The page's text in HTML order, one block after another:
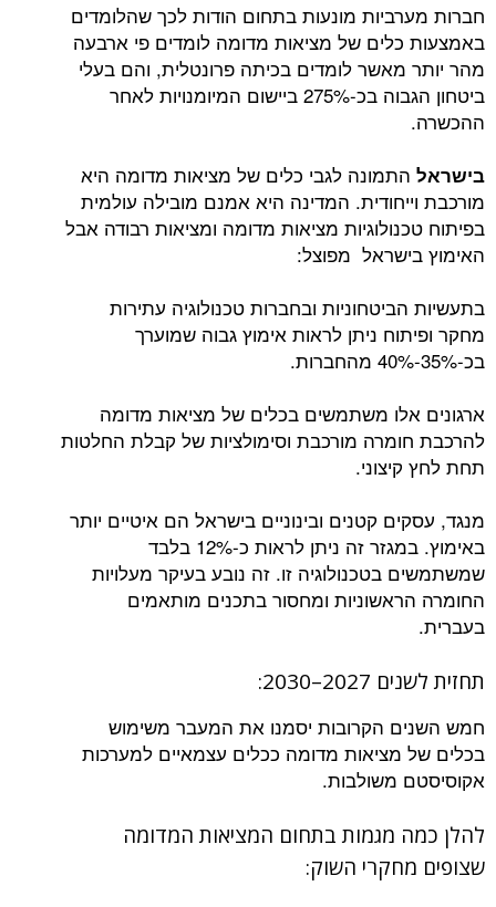
חברות מערביות מונעות בתחום הודות לכך שהלומדים
באמצעות כלים של מציאות מדומה לומדים פי ארבעה
מהר יותר מאשר לומדים בכיתה פרונטלית, והם בעלי
ביטחון הגבוה בכ-275% ביישום המיומנויות לאחר
ההכשרה.
בישראל התמונה לגבי כלים של מציאות מדומה היא
מורכבת וייחודית. המדינה היא אמנם מובילה עולמית
בפיתוח טכנולוגיות מציאות מדומה ומציאות רבודה אבל
האימוץ בישראל מפוצל:
בתעשיות הביטחוניות ובחברות טכנולוגיה עתירות
מחקר ופיתוח ניתן לראות אימוץ גבוה שמוערך
בכ-35%-40% מהחברות.
ארגונים אלו משתמשים בכלים של מציאות מדומה
להרכבת חומרה מורכבת וסימולציות של קבלת החלטות
תחת לחץ קיצוני.
מנגד, עסקים קטנים ובינוניים בישראל הם איטיים יותר
באימוץ. במגזר זה ניתן לראות כ-12% בלבד
שמשתמשים בטכנולוגיה זו. זה נובע בעיקר מעלויות
החומרה הראשוניות ומחסור בתכנים מותאמים
בעברית.
תחזית לשנים 2027–2030:
חמש השנים הקרובות יסמנו את המעבר משימוש
בכלים של מציאות מדומה ככלים עצמאיים למערכות
אקוסיסטם משולבות.
להלן כמה מגמות בתחום המציאות המדומה
שצופים מחקרי השוק: